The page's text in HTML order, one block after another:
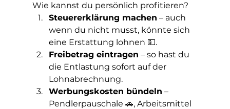
Wie kannst du persönlich profitieren?
Steuererklärung machen – auch
wenn du nicht musst, könnte sich
eine Erstattung lohnen 💵.
Freibetrag eintragen – so hast du
die Entlastung sofort auf der
Lohnabrechnung.
Werbungskosten bündeln –
Pendlerpauschale 🚗, Arbeitsmittel